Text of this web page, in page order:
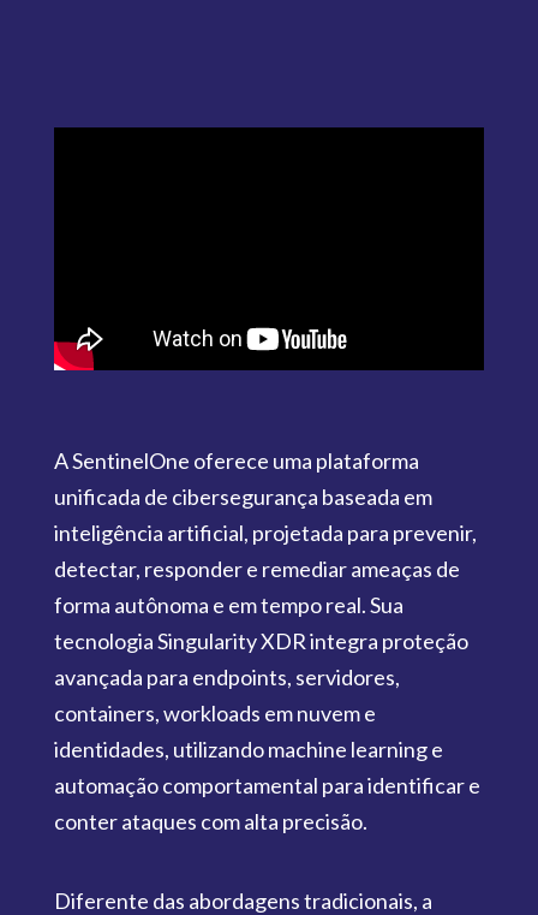
A SentinelOne oferece uma plataforma
unificada de cibersegurança baseada em
inteligência artificial, projetada para prevenir,
detectar, responder e remediar ameaças de
forma autônoma e em tempo real. Sua
tecnologia Singularity XDR integra proteção
avançada para endpoints, servidores,
containers, workloads em nuvem e
identidades, utilizando machine learning e
automação comportamental para identificar e
conter ataques com alta precisão.
Diferente das abordagens tradicionais, a